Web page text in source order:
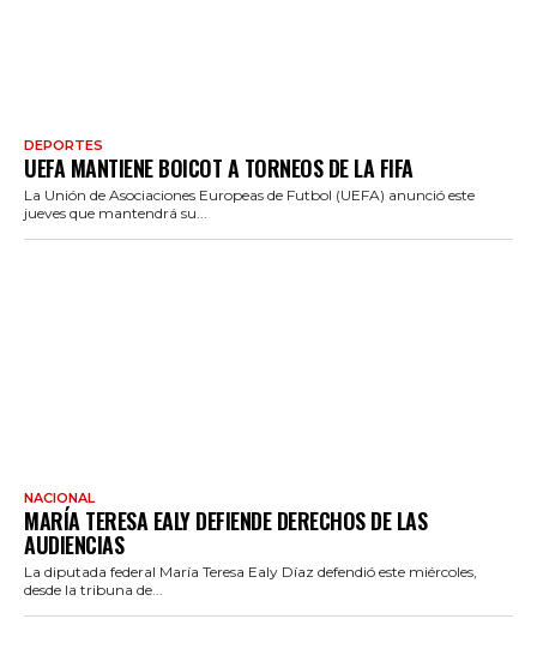
DEPORTES
UEFA MANTIENE BOICOT A TORNEOS DE LA FIFA
La Unión de Asociaciones Europeas de Futbol (UEFA) anunció este
jueves que mantendrá su...
NACIONAL
MARÍA TERESA EALY DEFIENDE DERECHOS DE LAS
AUDIENCIAS
La diputada federal María Teresa Ealy Díaz defendió este miércoles,
desde la tribuna de...